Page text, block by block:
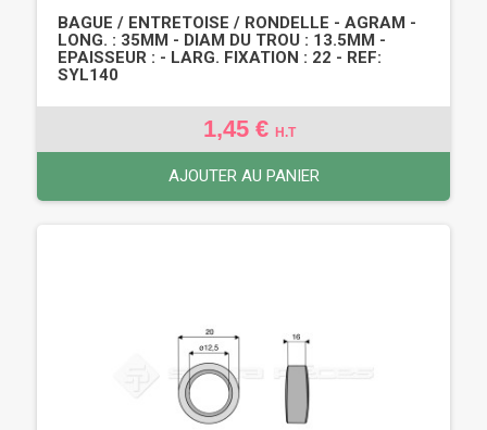
BAGUE / ENTRETOISE / RONDELLE - AGRAM -
LONG. : 35MM - DIAM DU TROU : 13.5MM -
EPAISSEUR : - LARG. FIXATION : 22 - REF:
SYL140
1,45 € H.T
AJOUTER AU PANIER